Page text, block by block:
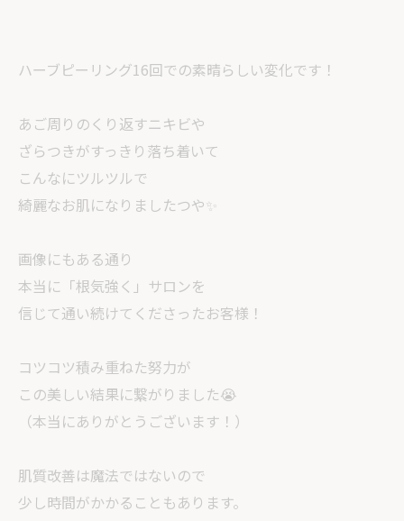
ハーブピーリング16回での素晴らしい変化です！
あご周りのくり返すニキビや
ざらつきがすっきり落ち着いて
こんなにツルツルで
綺麗なお肌になりましたつや✨
画像にもある通り
本当に「根気強く」サロンを
信じて通い続けてくださったお客様！
コツコツ積み重ねた努力が
この美しい結果に繋がりました😭
（本当にありがとうございます！）
肌質改善は魔法ではないので
少し時間がかかることもあります。